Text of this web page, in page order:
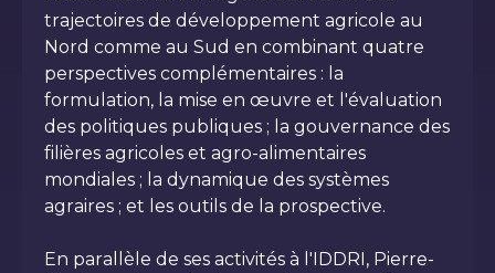
trajectoires de développement agricole au
Nord comme au Sud en combinant quatre
perspectives complémentaires : la
formulation, la mise en œuvre et l'évaluation
des politiques publiques ; la gouvernance des
filières agricoles et agro-alimentaires
mondiales ; la dynamique des systèmes
agraires ; et les outils de la prospective.
En parallèle de ses activités à l'IDDRI, Pierre-